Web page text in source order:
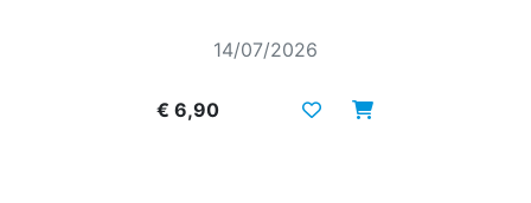
14/07/2026
€ 6,90